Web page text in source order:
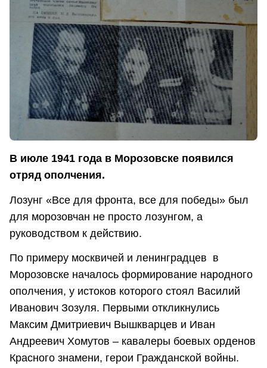
В июле 1941 года в Морозовске появился
отряд ополчения.
Лозунг «Все для фронта, все для победы» был
для морозовчан не просто лозунгом, а
руководством к действию.
По примеру москвичей и ленинградцев в
Морозовске началось формирование народного
ополчения, у истоков которого стоял Василий
Иванович Зозуля. Первыми откликнулись
Максим Дмитриевич Вышкварцев и Иван
Андреевич Хомутов – кавалеры боевых орденов
Красного знамени, герои Гражданской войны.